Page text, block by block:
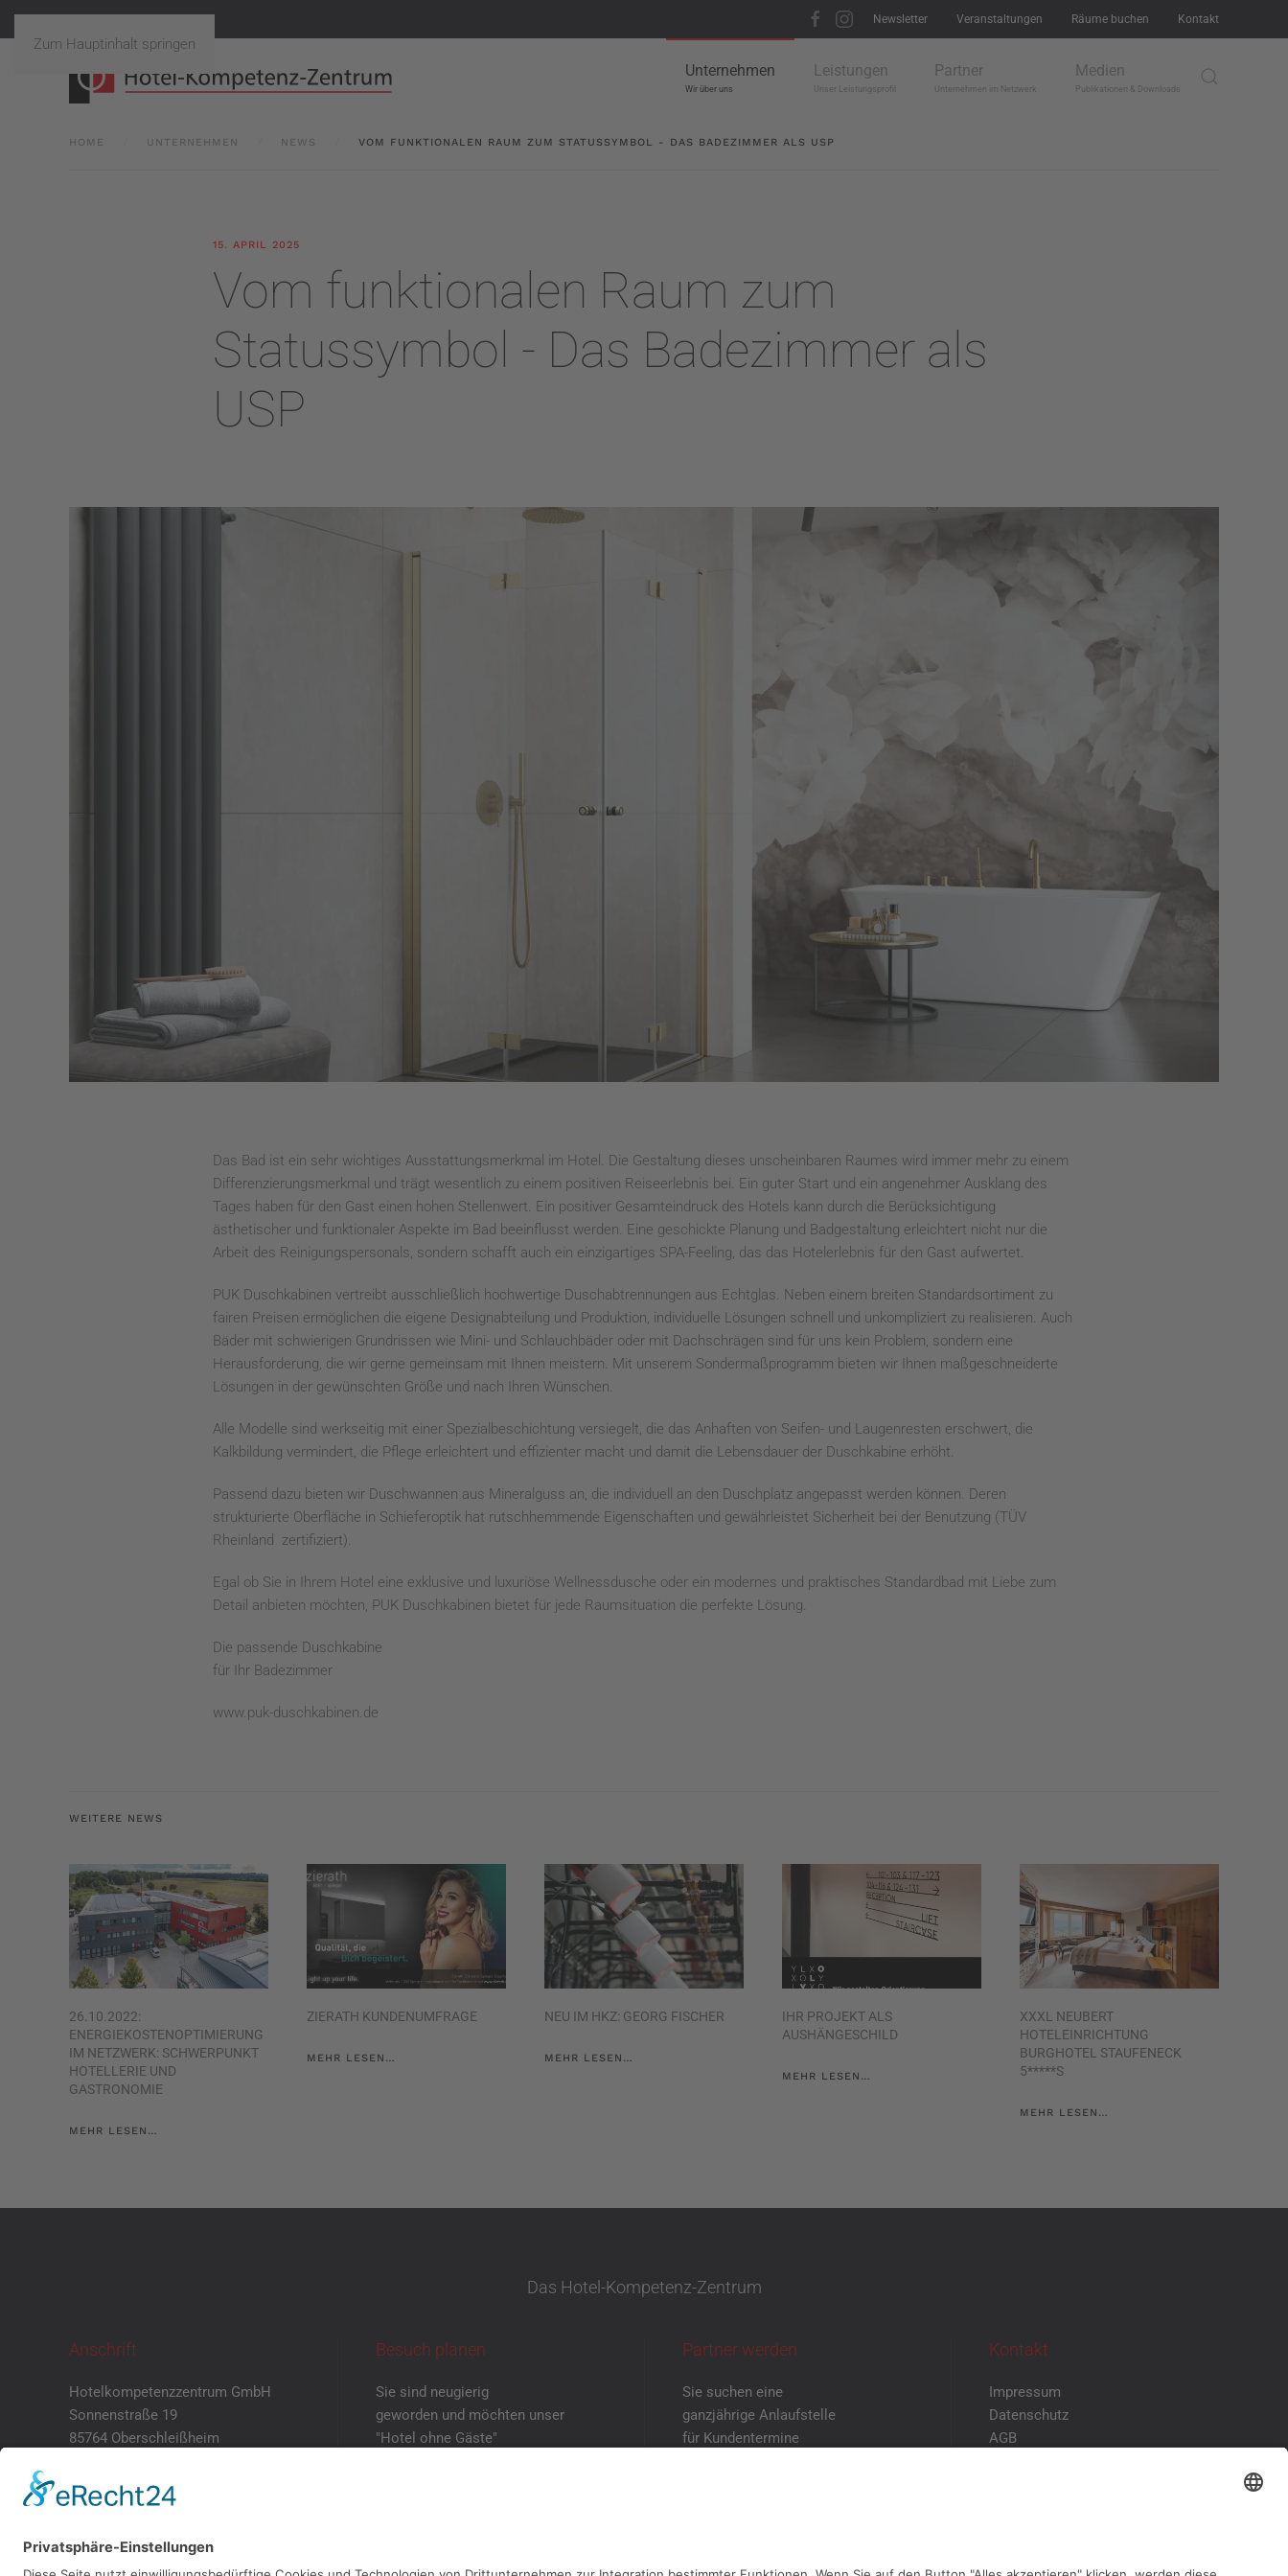
Zum Hauptinhalt springen
Newsletter Veranstaltungen Räume buchen Kontakt
Unternehmen
Wir über uns
Leistungen
Unser Leistungsprofil
Partner
Unternehmen im Netzwerk
Medien
Publikationen & Downloads
HOME UNTERNEHMEN NEWS VOM FUNKTIONALEN RAUM ZUM STATUSSYMBOL - DAS BADEZIMMER ALS USP
15. APRIL 2025
Vom funktionalen Raum zum
Statussymbol - Das Badezimmer als
USP
Das Bad ist ein sehr wichtiges Ausstattungsmerkmal im Hotel. Die Gestaltung dieses unscheinbaren Raumes wird immer mehr zu einem
Differenzierungsmerkmal und trägt wesentlich zu einem positiven Reiseerlebnis bei. Ein guter Start und ein angenehmer Ausklang des
Tages haben für den Gast einen hohen Stellenwert. Ein positiver Gesamteindruck des Hotels kann durch die Berücksichtigung
ästhetischer und funktionaler Aspekte im Bad beeinflusst werden. Eine geschickte Planung und Badgestaltung erleichtert nicht nur die
Arbeit des Reinigungspersonals, sondern schafft auch ein einzigartiges SPA-Feeling, das das Hotelerlebnis für den Gast aufwertet.
PUK Duschkabinen vertreibt ausschließlich hochwertige Duschabtrennungen aus Echtglas. Neben einem breiten Standardsortiment zu
fairen Preisen ermöglichen die eigene Designabteilung und Produktion, individuelle Lösungen schnell und unkompliziert zu realisieren. Auch
Bäder mit schwierigen Grundrissen wie Mini- und Schlauchbäder oder mit Dachschrägen sind für uns kein Problem, sondern eine
Herausforderung, die wir gerne gemeinsam mit Ihnen meistern. Mit unserem Sondermaßprogramm bieten wir Ihnen maßgeschneiderte
Lösungen in der gewünschten Größe und nach Ihren Wünschen.
Alle Modelle sind werkseitig mit einer Spezialbeschichtung versiegelt, die das Anhaften von Seifen- und Laugenresten erschwert, die
Kalkbildung vermindert, die Pflege erleichtert und effizienter macht und damit die Lebensdauer der Duschkabine erhöht.
Passend dazu bieten wir Duschwannen aus Mineralguss an, die individuell an den Duschplatz angepasst werden können. Deren
strukturierte Oberfläche in Schieferoptik hat rutschhemmende Eigenschaften und gewährleistet Sicherheit bei der Benutzung (TÜV
Rheinland zertifiziert).
Egal ob Sie in Ihrem Hotel eine exklusive und luxuriöse Wellnessdusche oder ein modernes und praktisches Standardbad mit Liebe zum
Detail anbieten möchten, PUK Duschkabinen bietet für jede Raumsituation die perfekte Lösung.
Die passende Duschkabine
für Ihr Badezimmer
www.puk-duschkabinen.de
WEITERE NEWS
26.10.2022:
ENERGIEKOSTENOPTIMIERUNG
IM NETZWERK: SCHWERPUNKT
HOTELLERIE UND
GASTRONOMIE
MEHR LESEN…
ZIERATH KUNDENUMFRAGE
MEHR LESEN…
NEU IM HKZ: GEORG FISCHER
MEHR LESEN…
IHR PROJEKT ALS
AUSHÄNGESCHILD
MEHR LESEN…
XXXL NEUBERT
HOTELEINRICHTUNG
BURGHOTEL STAUFENECK
5*****S
MEHR LESEN…
Das Hotel-Kompetenz-Zentrum
Anschrift
Hotelkompetenzzentrum GmbH
Sonnenstraße 19
85764 Oberschleißheim
+49 89 5505 212 – 69
e
Besuch planen
Sie sind neugierig
geworden und möchten unser
"Hotel ohne Gäste"
Partner werden
Sie suchen eine
ganzjährige Anlaufstelle
für Kundentermine
Kontakt
Impressum
Datenschutz
AGB